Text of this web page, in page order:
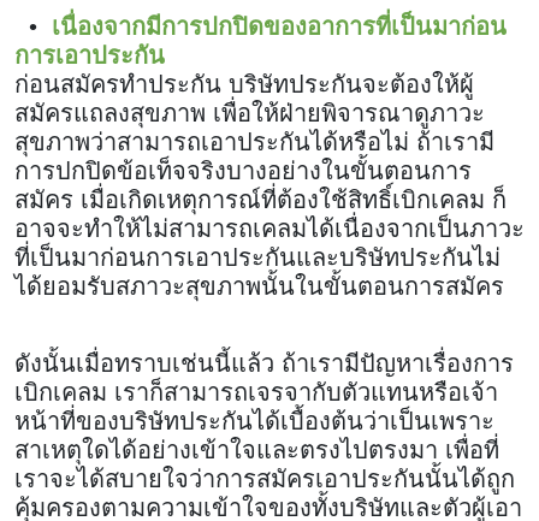
• เนื่องจากมีการปกปิดของอาการที่เป็นมาก่อน
การเอาประกัน
ก่อนสมัครทำประกัน บริษัทประกันจะต้องให้ผู้
สมัครแถลงสุขภาพ เพื่อให้ฝ่ายพิจารณาดูภาวะ
สุขภาพว่าสามารถเอาประกันได้หรือไม่ ถ้าเรามี
การปกปิดข้อเท็จจริงบางอย่างในขั้นตอนการ
สมัคร เมื่อเกิดเหตุการณ์ที่ต้องใช้สิทธิ์เบิกเคลม ก็
อาจจะทำให้ไม่สามารถเคลมได้เนื่องจากเป็นภาวะ
ที่เป็นมาก่อนการเอาประกันและบริษัทประกันไม่
ได้ยอมรับสภาวะสุขภาพนั้นในขั้นตอนการสมัคร
ดังนั้นเมื่อทราบเช่นนี้แล้ว ถ้าเรามีปัญหาเรื่องการ
เบิกเคลม เราก็สามารถเจรจากับตัวแทนหรือเจ้า
หน้าที่ของบริษัทประกันได้เบื้องต้นว่าเป็นเพราะ
สาเหตุใดได้อย่างเข้าใจและตรงไปตรงมา เพื่อที่
เราจะได้สบายใจว่าการสมัครเอาประกันนั้นได้ถูก
คุ้มครองตามความเข้าใจของทั้งบริษัทและตัวผู้เอา